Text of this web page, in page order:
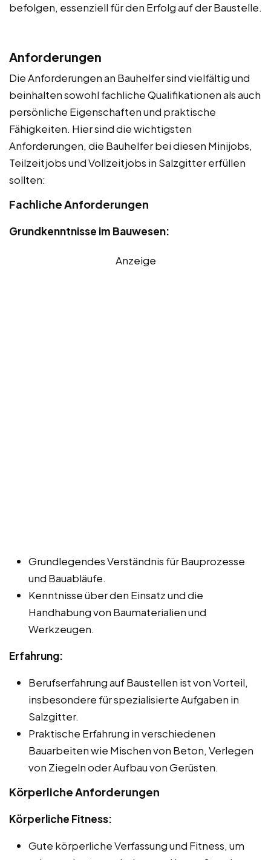
befolgen, essenziell für den Erfolg auf der Baustelle.
Anforderungen
Die Anforderungen an Bauhelfer sind vielfältig und
beinhalten sowohl fachliche Qualifikationen als auch
persönliche Eigenschaften und praktische
Fähigkeiten. Hier sind die wichtigsten
Anforderungen, die Bauhelfer bei diesen Minijobs,
Teilzeitjobs und Vollzeitjobs in Salzgitter erfüllen
sollten:
Fachliche Anforderungen
Grundkenntnisse im Bauwesen:
Anzeige
Grundlegendes Verständnis für Bauprozesse
und Bauabläufe.
Kenntnisse über den Einsatz und die
Handhabung von Baumaterialien und
Werkzeugen.
Erfahrung:
Berufserfahrung auf Baustellen ist von Vorteil,
insbesondere für spezialisierte Aufgaben in
Salzgitter.
Praktische Erfahrung in verschiedenen
Bauarbeiten wie Mischen von Beton, Verlegen
von Ziegeln oder Aufbau von Gerüsten.
Körperliche Anforderungen
Körperliche Fitness:
Gute körperliche Verfassung und Fitness, um